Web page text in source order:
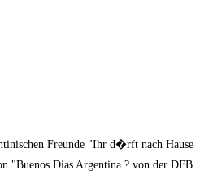
Freunde "Ihr d�rft nach Hause
"Buenos Dias Argentina ? von der DFB